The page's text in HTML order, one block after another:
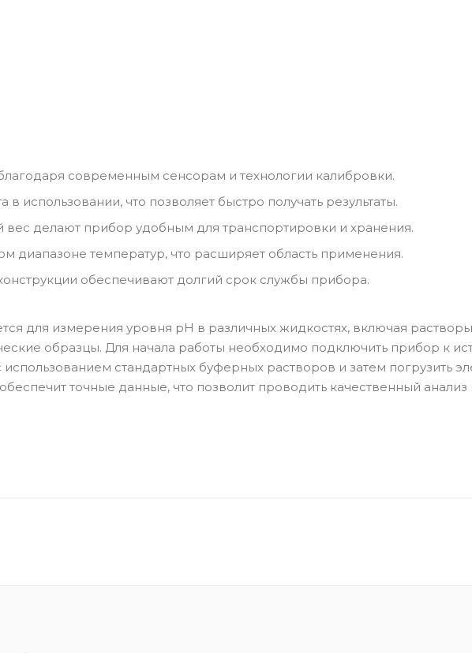
современным сенсорам и технологии калибровки.
использовании, что позволяет быстро получать результаты.
делают прибор удобным для транспортировки и хранения.
диапазоне температур, что расширяет область применения.
обеспечивают долгий срок службы прибора.
для измерения уровня pH в различных жидкостях, включая
образцы. Для начала работы необходимо подключить прибор к
использованием стандартных буферных растворов и затем погрузить
точные данные, что позволит проводить качественный анализ